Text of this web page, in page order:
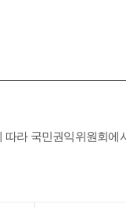
따라 국민권익위원회에